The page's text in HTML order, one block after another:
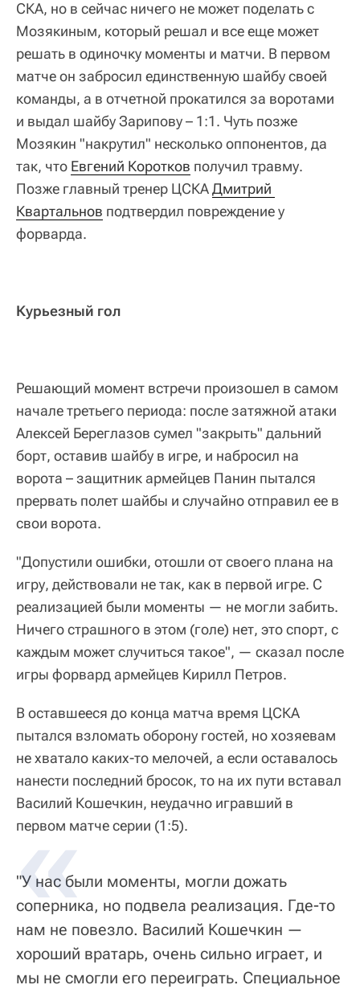
СКА, но в сейчас ничего не может поделать с
Мозякиным, который решал и все еще может
решать в одиночку моменты и матчи. В первом
матче он забросил единственную шайбу своей
команды, а в отчетной прокатился за воротами
и выдал шайбу Зарипову – 1:1. Чуть позже
Мозякин "накрутил" несколько оппонентов, да
так, что Евгений Коротков получил травму.
Позже главный тренер ЦСКАДмитрий
Квартальнов подтвердил повреждение у
форварда.
Курьезный гол
Решающий момент встречи произошел в самом
начале третьего периода: после затяжной атаки
Алексей Береглазов сумел "закрыть" дальний
борт, оставив шайбу в игре, и набросил на
ворота – защитник армейцев Панин пытался
прервать полет шайбы и случайно отправил ее в
свои ворота.
"Допустили ошибки, отошли от своего плана на
игру, действовали не так, как в первой игре. С
реализацией были моменты — не могли забить.
Ничего страшного в этом (голе) нет, это спорт, с
каждым может случиться такое", — сказал после
игры форвард армейцев Кирилл Петров.
В оставшееся до конца матча время ЦСКА
пытался взломать оборону гостей, но хозяевам
не хватало каких-то мелочей, а если оставалось
нанести последний бросок, то на их пути вставал
Василий Кошечкин, неудачно игравший в
первом матче серии (1:5).
"У нас были моменты, могли дожать
соперника, но подвела реализация. Где-то
нам не повезло. Василий Кошечкин —
хороший вратарь, очень сильно играет, и
мы не смогли его переиграть. Специальное